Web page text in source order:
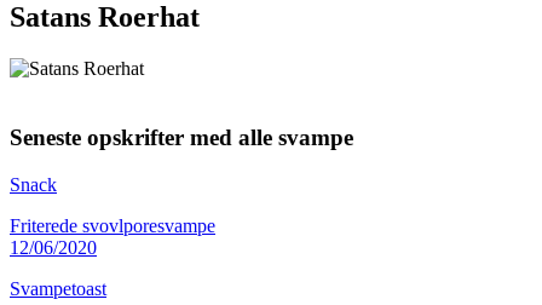
Satans Roerhat
Seneste opskrifter med alle svampe
Snack
Friterede svovlporesvampe
12/06/2020
Svampetoast